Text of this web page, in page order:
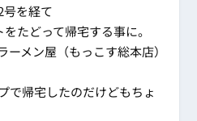
を経て
たどって帰宅する事に。
メン屋（もっこす総本店）
で帰宅したのだけどもちょ